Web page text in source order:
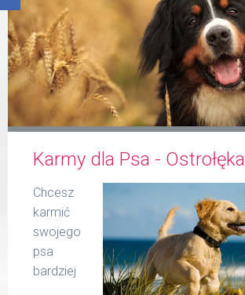
Formularz
Kontakt
Karmy dla Psa - Ostrołęka
Chcesz
karmić
swojego
psa
bardziej